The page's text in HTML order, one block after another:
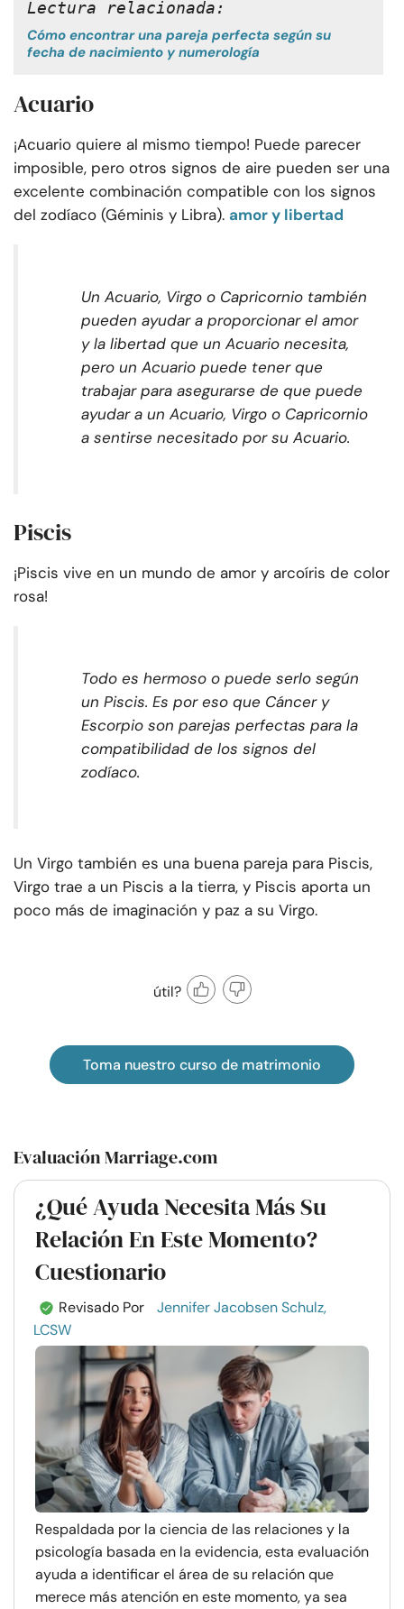
Lectura relacionada:
Cómo encontrar una pareja perfecta según su
fecha de nacimiento y numerología
Acuario
¡Acuario quiere al mismo tiempo! Puede parecer
imposible, pero otros signos de aire pueden ser una
excelente combinación compatible con los signos
del zodíaco (Géminis y Libra). amor y libertad
Un Acuario, Virgo o Capricornio también
pueden ayudar a proporcionar el amor
y la libertad que un Acuario necesita,
pero un Acuario puede tener que
trabajar para asegurarse de que puede
ayudar a un Acuario, Virgo o Capricornio
a sentirse necesitado por su Acuario.
Piscis
¡Piscis vive en un mundo de amor y arcoíris de color
rosa!
Todo es hermoso o puede serlo según
un Piscis. Es por eso que Cáncer y
Escorpio son parejas perfectas para la
compatibilidad de los signos del
zodíaco.
Un Virgo también es una buena pareja para Piscis,
Virgo trae a un Piscis a la tierra, y Piscis aporta un
poco más de imaginación y paz a su Virgo.
útil?
Toma nuestro curso de matrimonio
Evaluación Marriage.com
¿Qué Ayuda Necesita Más Su
Relación En Este Momento?
Cuestionario
Revisado Por
Jennifer Jacobsen Schulz,
LCSW
Respaldada por la ciencia de las relaciones y la
psicología basada en la evidencia, esta evaluación
ayuda a identificar el área de su relación que
merece más atención en este momento, ya sea